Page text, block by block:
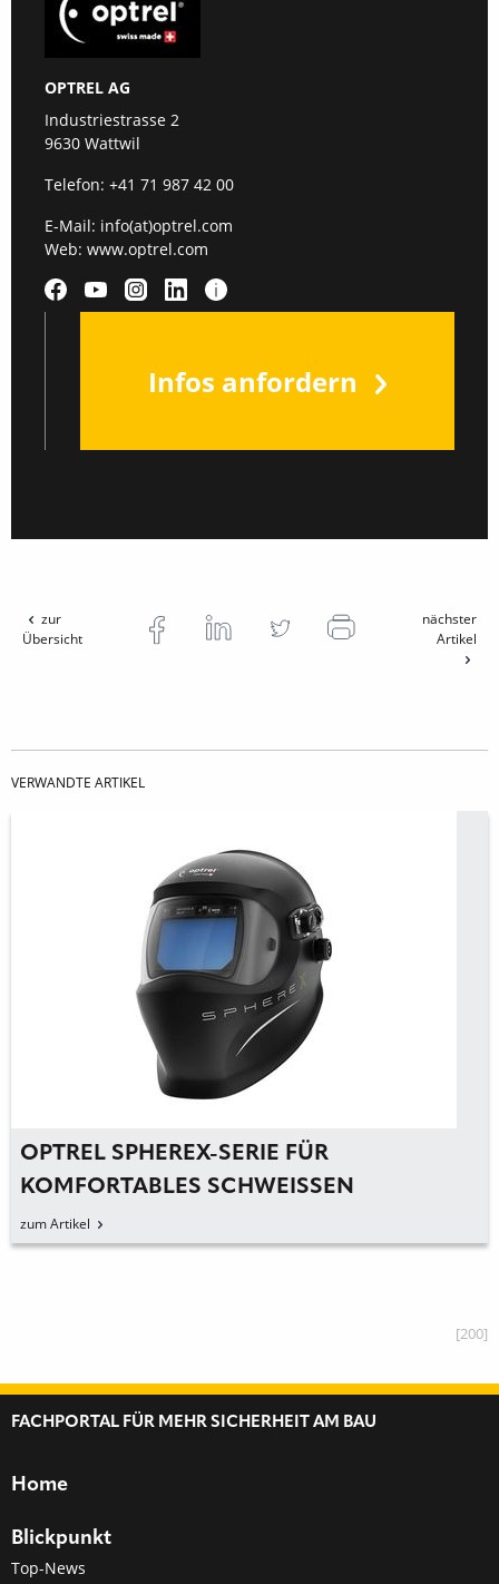
OPTREL AG
Industriestrasse 2
9630 Wattwil
Telefon: +41 71 987 42 00
E-Mail: info(at)optrel.com
Web: www.optrel.com
Infos anfordern
zur
Übersicht
nächster
Artikel
VERWANDTE ARTIKEL
OPTREL SPHEREX-SERIE FÜR
KOMFORTABLES SCHWEISSEN V
ORGESTELLT
zum Artikel
[200]
FACHPORTAL FÜR MEHR SICHERHEIT AM BAU
Home
Blickpunkt
Top-News